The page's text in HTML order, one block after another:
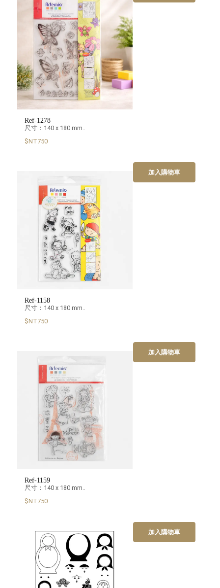
Ref-1278
尺寸：140 x 180 mm..
$NT750
加入購物車
Ref-1158
尺寸：140 x 180 mm..
$NT750
加入購物車
Ref-1159
尺寸：140 x 180 mm..
$NT750
加入購物車